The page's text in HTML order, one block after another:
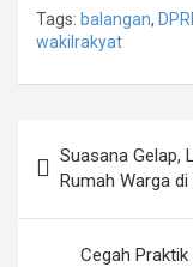
Tags: balangan,
wakilrakyat
pos
Suasana Gelap,
Rumah Warga
Cegah